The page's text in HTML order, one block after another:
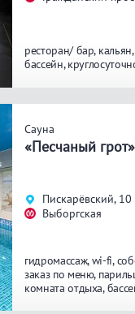
ресторан/ бар кальян
бассейн
Сауна
«Песчаный
Пискарёвский, 10
Выборгская
гидромассаж wi-fi
заказ по меню
комната отдыха